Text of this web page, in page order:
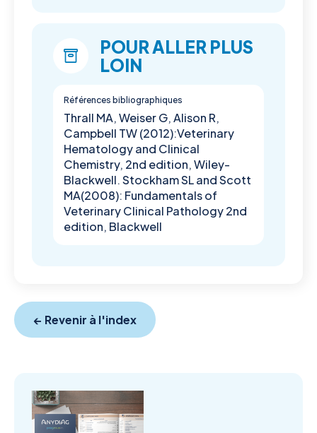
POUR ALLER PLUS
LOIN
Références bibliographiques
Thrall MA, Weiser G, Alison R,
Campbell TW (2012):Veterinary
Hematology and Clinical
Chemistry, 2nd edition, Wiley-
Blackwell. Stockham SL and Scott
MA(2008): Fundamentals of
Veterinary Clinical Pathology 2nd
edition, Blackwell
← Revenir à l'index